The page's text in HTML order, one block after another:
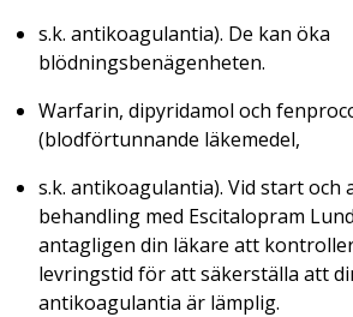
s.k. antikoagulantia). De kan öka
blödningsbenägenheten.
Warfarin, dipyridamol och
(blodförtunnande läkemedel,
s.k. antikoagulantia). Vid start och
behandling med Escitalopram
antagligen din läkare att
levringstid för att säkerställa att
antikoagulantia är lämplig.